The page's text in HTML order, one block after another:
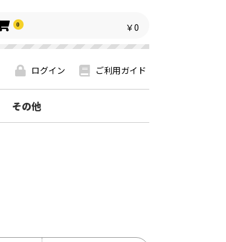
0 ￥0
ログイン ご利用ガイド
その他